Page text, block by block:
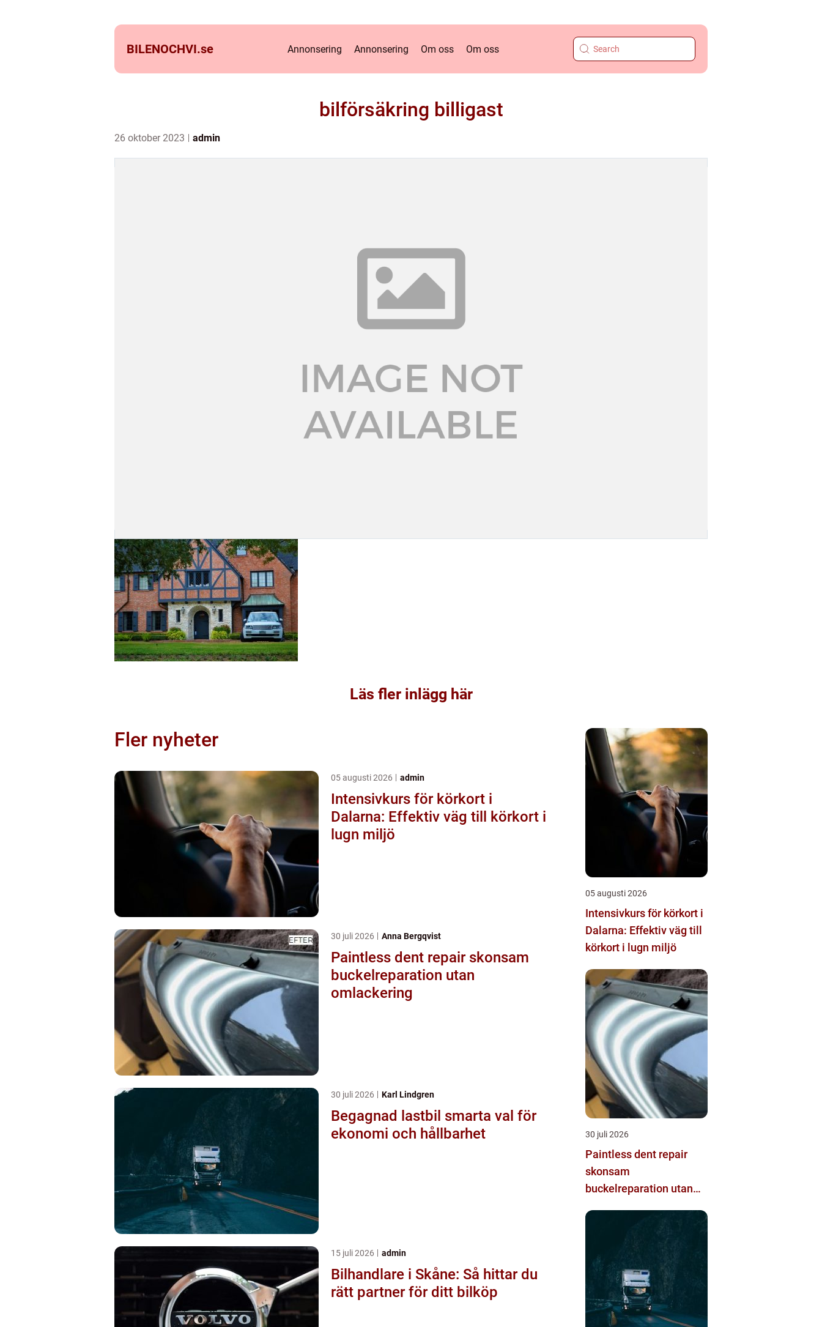
BILENOCHVI.se Annonsering Annonsering Om oss Om oss
bilförsäkring billigast
26 oktober 2023 admin
Läs fler inlägg här
Fler nyheter
05 augusti 2026 admin
Intensivkurs för körkort i
Dalarna: Effektiv väg till körkort i
lugn miljö
30 juli 2026 Anna Bergqvist
Paintless dent repair skonsam
buckelreparation utan
omlackering
30 juli 2026 Karl Lindgren
Begagnad lastbil smarta val för
ekonomi och hållbarhet
15 juli 2026 admin
Bilhandlare i Skåne: Så hittar du
rätt partner för ditt bilköp
05 augusti 2026
Intensivkurs för körkort i
Dalarna: Effektiv väg till
körkort i lugn miljö
30 juli 2026
Paintless dent repair
skonsam
buckelreparation utan